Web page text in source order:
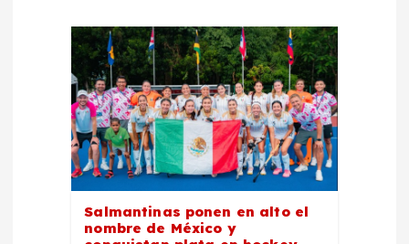
Salmantinas ponen en alto el
nombre de México y